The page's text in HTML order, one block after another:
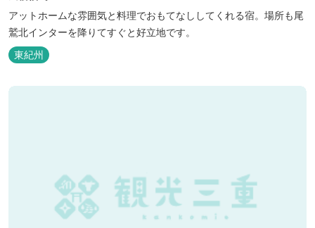
アットホームな雰囲気と料理でおもてなししてくれる宿。場所も尾
鷲北インターを降りてすぐと好立地です。
東紀州